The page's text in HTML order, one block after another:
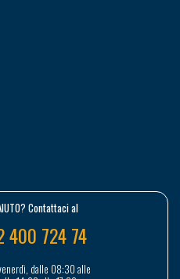
Contattaci al
400 724 74
dalle 08:30 alle